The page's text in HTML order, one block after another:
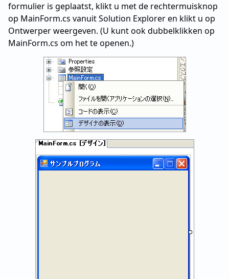
formulier is geplaatst, klikt u met de rechtermuisknop
op MainForm.cs vanuit Solution Explorer en klikt u op
Ontwerper weergeven. (U kunt ook dubbelklikken op
MainForm.cs om het te openen.)